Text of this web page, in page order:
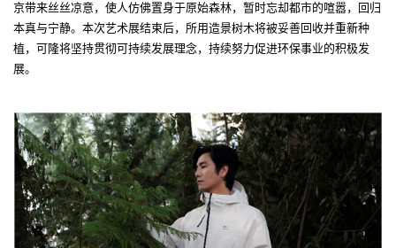
京带来丝丝凉意，使人仿佛置身于原始森林，暂时忘却都市的喧嚣，回归
本真与宁静。本次艺术展结束后，所用造景树木将被妥善回收并重新种
植，可隆将坚持贯彻可持续发展理念，持续努力促进环保事业的积极发
展。